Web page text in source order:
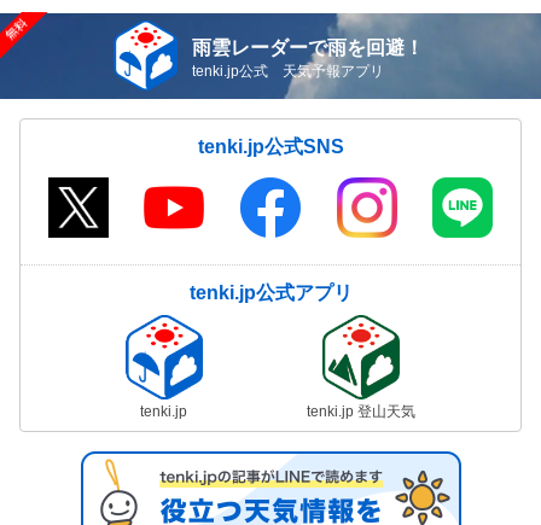
雨雲レーダーで雨を回避！
tenki.jp公式 天気予報アプリ
tenki.jp公式SNS
tenki.jp公式アプリ
tenki.jp tenki.jp 登山天気